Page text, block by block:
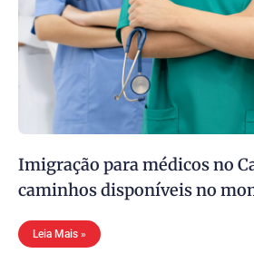
Imigração para médicos no
caminhos disponíveis no
Leia Mais »